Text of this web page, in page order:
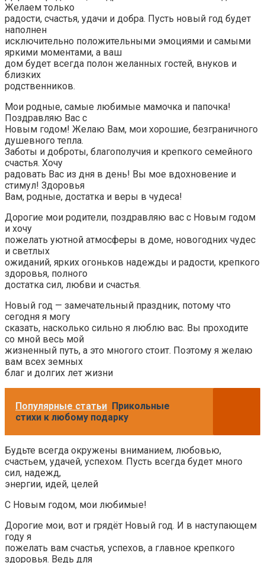
Желаем только
радости, счастья, удачи и добра. Пусть новый год будет
наполнен
исключительно положительными эмоциями и самыми
яркими моментами, а ваш
дом будет всегда полон желанных гостей, внуков и
близких
родственников.
Мои родные, самые любимые мамочка и папочка!
Поздравляю Вас с
Новым годом! Желаю Вам, мои хорошие, безграничного
душевного тепла.
Заботы и доброты, благополучия и крепкого семейного
счастья. Хочу
радовать Вас из дня в день! Вы мое вдохновение и
стимул! Здоровья
Вам, родные, достатка и веры в чудеса!
Дорогие мои родители, поздравляю вас с Новым годом
и хочу
пожелать уютной атмосферы в доме, новогодних чудес
и светлых
ожиданий, ярких огоньков надежды и радости, крепкого
здоровья, полного
достатка сил, любви и счастья.
Новый год — замечательный праздник, потому что
сегодня я могу
сказать, насколько сильно я люблю вас. Вы проходите
со мной весь мой
жизненный путь, а это многого стоит. Поэтому я желаю
вам всех земных
благ и долгих лет жизни
Популярные статьи Прикольные
стихи к любому подарку
Будьте всегда окружены вниманием, любовью,
счастьем, удачей, успехом. Пусть всегда будет много
сил, надежд,
энергии, идей, целей
С Новым годом, мои любимые!
Дорогие мои, вот и грядёт Новый год. И в наступающем
году я
пожелать вам счастья, успехов, а главное крепкого
здоровья. Ведь для